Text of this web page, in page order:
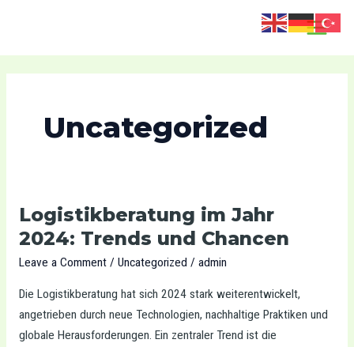
MAIN
MENU
Uncategorized
Logistikberatung im Jahr
2024: Trends und Chancen
Leave a Comment / Uncategorized / admin
Die Logistikberatung hat sich 2024 stark weiterentwickelt,
angetrieben durch neue Technologien, nachhaltige Praktiken und
globale Herausforderungen. Ein zentraler Trend ist die
Logistikberatung
im
Trends
und
Chancen